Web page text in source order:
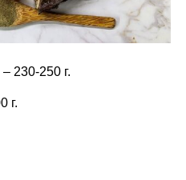
230-250 г.
г.